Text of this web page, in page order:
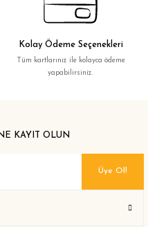
Kolay Ödeme Seçenekleri
Tüm kartlarınız ile kolayca ödeme
yapabilirsiniz.
KAYIT OLUN
Üye Ol!